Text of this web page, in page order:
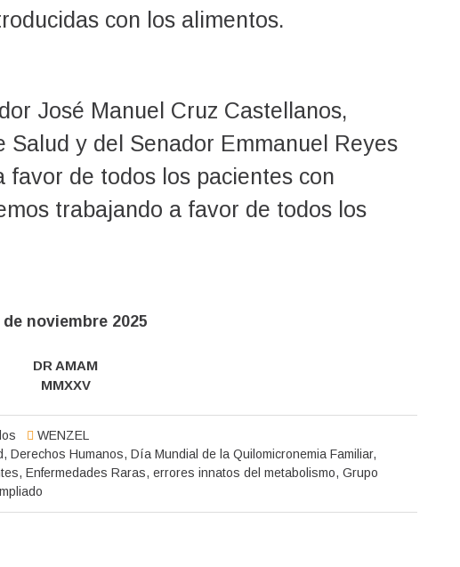
con los alimentos.
José Manuel Cruz Castellanos,
Salud y del Senador Emmanuel Reyes
de todos los pacientes con
trabajando a favor de todos los
noviembre 2025
DR AMAM
MMXXV
, Derechos Humanos, Día Mundial de la Quilomicronemia Familiar,
, Enfermedades Raras, errores innatos del metabolismo, Grupo
WENZEL